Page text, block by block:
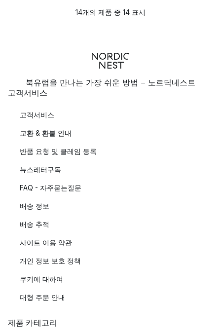
14개의 제품 중 14 표시
북유럽을 만나는 가장 쉬운 방법 - 노르딕네스트
고객서비스
고객서비스
교환 & 환불 안내
반품 요청 및 클레임 등록
뉴스레터구독
FAQ - 자주묻는질문
배송 정보
배송 추적
사이트 이용 약관
개인 정보 보호 정책
쿠키에 대하여
대형 주문 안내
제품 카테고리